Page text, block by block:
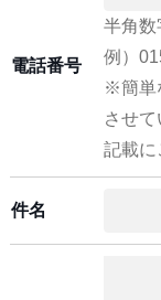
電話番号
半角数
例）
※簡単
させ
記載に
件名